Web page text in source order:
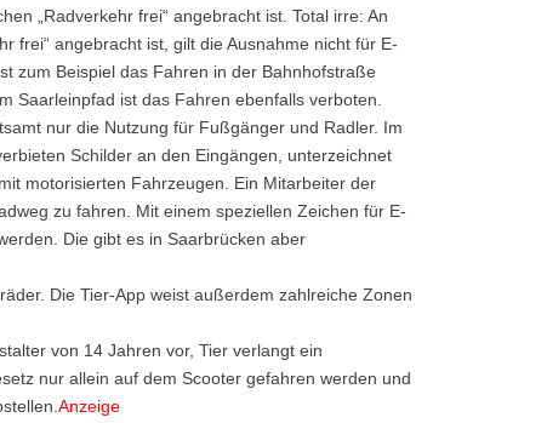
„Radverkehr frei“ angebracht ist. Total irre: An
frei“ angebracht ist, gilt die Ausnahme nicht für E-
zum Beispiel das Fahren in der Bahnhofstraße
Saarleinpfad ist das Fahren ebenfalls verboten.
nur die Nutzung für Fußgänger und Radler. Im
Schilder an den Eingängen, unterzeichnet
motorisierten Fahrzeugen. Ein Mitarbeiter der
zu fahren. Mit einem speziellen Zeichen für E-
Die gibt es in Saarbrücken aber
Die Tier-App weist außerdem zahlreiche Zonen
von 14 Jahren vor, Tier verlangt ein
nur allein auf dem Scooter gefahren werden und
Anzeige